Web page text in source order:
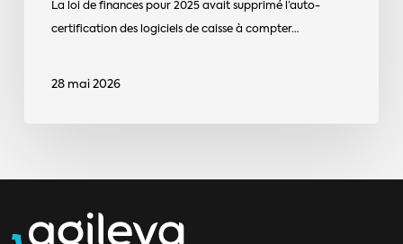
La loi de finances pour 2025 avait supprimé l’auto-
certification des logiciels de caisse à compter…
28 mai 2026